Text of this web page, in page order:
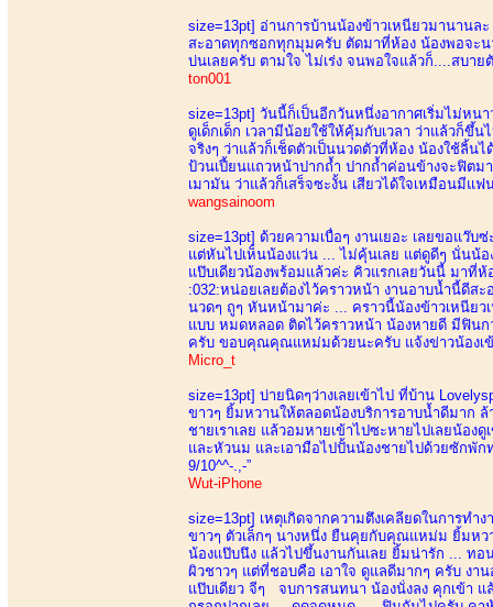
size=13pt] อ่านการบ้านน้องข้าวเหนียวมานานล
สะอาดทุกซอกทุกมุมครับ ตัดมาที่ห้อง น้องพอจะน
บ่นเลยครับ ตามใจ ไม่เร่ง จนพอใจแล้วก็....สบ
ton001
size=13pt] วันนี้ก็เป็นอีกวันหนึ่งอากาศเริ่มไม่หน
ดูเด็กเด็ก เวลามีน้อยใช้ให้คุ้มกับเวลา ว่าแล้วก็ขึ้
จริงๆ ว่าแล้วก็เช็ดตัวเป็นนวดตัวที่ห้อง น้องใช้ลิ้
ป้วนเปี้ยนแถวหน้าปากถ้ำ ปากถ้ำค่อนข้างจะฟิตม
เมามัน ว่าแล้วก็เสร็จซะงั้น เสียวได้ใจเหมือนมีแฟ
wangsainoom
size=13pt] ด้วยความเบื่อๆ งานเยอะ เลยขอแว๊
แต่หันไปเห็นน้องแว่น ... ไม่คุ้นเลย แต่ดูดีๆ นั่นน้
แป๊บเดียวน้องพร้อมแล้วค่ะ คิวแรกเลยวันนี้ มาที่
:032:หน่อยเลยต้องไว้คราวหน้า งานอาบน้ำนี้ดีส
นวดๆ ถูๆ หันหน้ามาค่ะ ... คราวนี้น้องข้าวเหนียว
แบบ หมดหลอด ติดไว้คราวหน้า น้องหายดี มีฟินก
ครับ ขอบคุณคุณแหม่มด้วยนะครับ แจ้งข่าวน้องเ
Micro_t
size=13pt] บ่ายนิดๆว่างเลยเข้าไป ที่บ้าน
ขาวๆ ยิ้มหวานให้ตลอดน้องบริการอาบน้ำดีมาก ล้
ชายเราเลย แล้วอมหายเข้าไปซะหายไปเลยน้อง
และหัวนม และเอามือไปปั้นน้องชายไปด้วยซักพัก
9/10^^-.,-”
Wut-iPhone
size=13pt] เหตุเกิดจากความตึงเคลียดในการท
ขาวๆ ตัวเล็กๆ นางหนึ่ง ยืนคุยกับคุณแหม่ม ยิ้มห
น้องแป๊บนึง แล้วไปขึ้นงานกันเลย ยิ้มน่ารัก ...
ผิวชาวๆ แต่ที่ชอบคือ เอาใจ ดูแลดีมากๆ ครับ งา
แป๊บเดียว จีๆ จบการสนทนา น้องนั่งลง คุกเข้า